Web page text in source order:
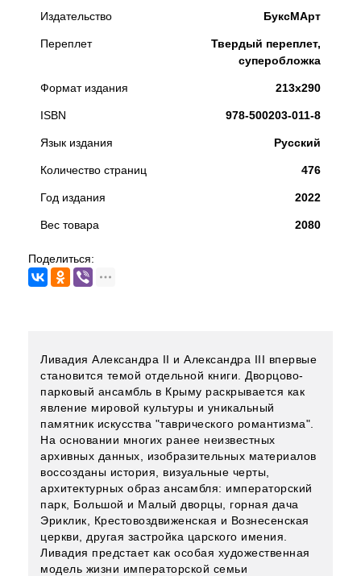
Издательство БуксМАрт
Переплет
Твердый переплет,
суперобложка
Формат издания 213х290
ISBN 978-500203-011-8
Язык издания Русский
Количество страниц 476
Год издания 2022
Вес товара 2080
Поделиться:
Ливадия Александра II и Александра III впервые
становится темой отдельной книги. Дворцово-
парковый ансамбль в Крыму раскрывается как
явление мировой культуры и уникальный
памятник искусства "таврического романтизма".
На основании многих ранее неизвестных
архивных данных, изобразительных материалов
воссозданы история, визуальные черты,
архитектурных образ ансамбля: императорский
парк, Большой и Малый дворцы, горная дача
Эриклик, Крестовоздвиженская и Вознесенская
церкви, другая застройка царского имения.
Ливадия предстает как особая художественная
модель жизни императорской семьи